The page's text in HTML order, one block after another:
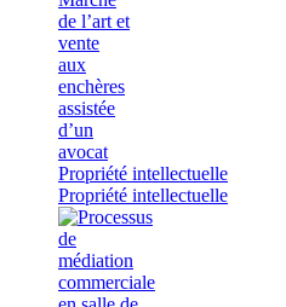
Propriété intellectuelle
Propriété intellectuelle